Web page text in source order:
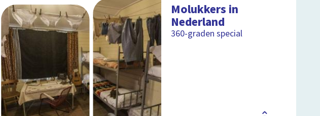
Molukkers in
Nederland
360-graden special